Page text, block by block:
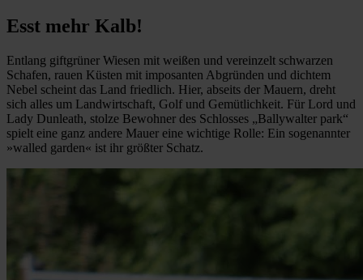
Esst mehr Kalb!
Entlang giftgrüner Wiesen mit weißen und vereinzelt schwarzen
Schafen, rauen Küsten mit imposanten Abgründen und dichtem
Nebel scheint das Land friedlich. Hier, abseits der Mauern, dreht
sich alles um Landwirtschaft, Golf und Gemütlichkeit. Für Lord und
Lady Dunleath, stolze Bewohner des Schlosses „Ballywalter park“
spielt eine ganz andere Mauer eine wichtige Rolle: Ein sogenannter
»walled garden« ist ihr größter Schatz.